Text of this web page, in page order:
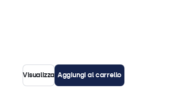
Visualizza Aggiungi al carrello